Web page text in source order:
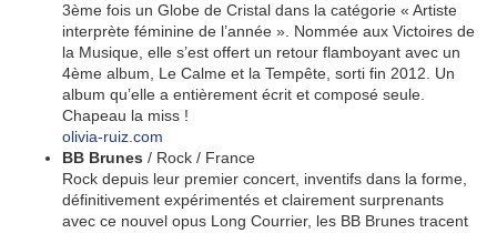
3ème fois un Globe de Cristal dans la catégorie « Artiste
interprète féminine de l’année ». Nommée aux Victoires de
la Musique, elle s’est offert un retour flamboyant avec un
4ème album, Le Calme et la Tempête, sorti fin 2012. Un
album qu’elle a entièrement écrit et composé seule.
Chapeau la miss !
olivia-ruiz.com
BB Brunes / Rock / France
Rock depuis leur premier concert, inventifs dans la forme,
définitivement expérimentés et clairement surprenants
avec ce nouvel opus Long Courrier, les BB Brunes tracent